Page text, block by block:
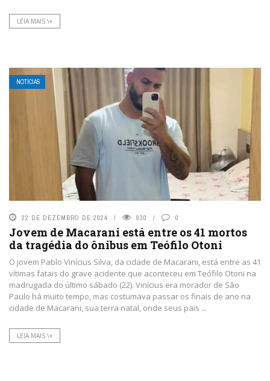
LEIA MAIS \+
NOTÍCIAS
22 DE DEZEMBRO DE 2024 930 0
Jovem de Macarani está entre os 41 mortos
da tragédia do ônibus em Teófilo Otoni
O jovem Pablo Vinícius Silva, da cidade de Macarani, está entre as 41
vítimas fatais do grave acidente que aconteceu em Teófilo Otoni na
madrugada do último sábado (22). Vinícius era morador de São
Paulo há muito tempo, mas costumava passar os finais de ano na
cidade de Macarani, sua terra natal, onde seus pais ...
LEIA MAIS \+